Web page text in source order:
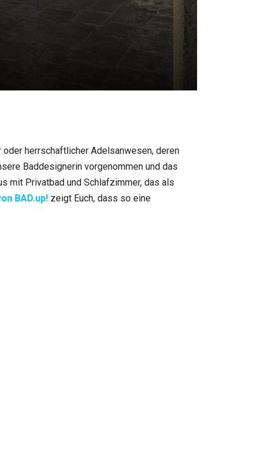
herrschaftlicher Adelsanwesen, deren
Baddesignerin vorgenommen und das
mit Privatbad und Schlafzimmer, das als
BAD.up! zeigt Euch, dass so eine